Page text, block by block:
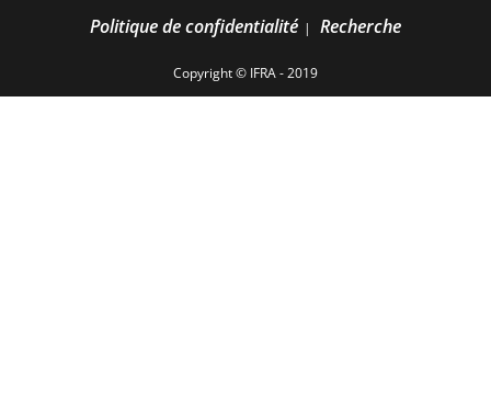
Politique de confidentialité
Recherche
Copyright © IFRA - 2019